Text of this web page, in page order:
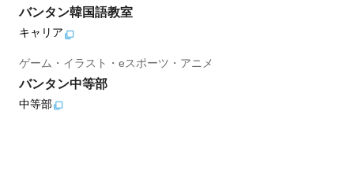
バンタン韓国語教室
キャリア
ゲーム・イラスト・eスポーツ・アニメ
バンタン中等部
中等部